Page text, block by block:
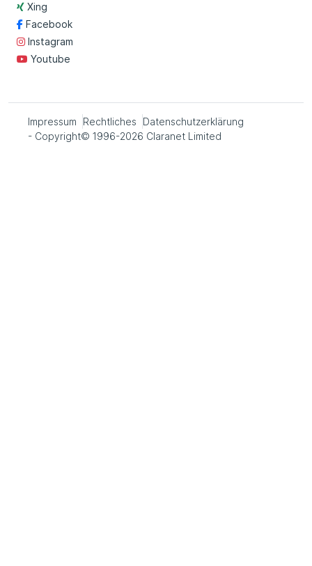
Xing
Facebook
Instagram
Youtube
Impressum Rechtliches
Datenschutzerklärung
- Copyright© 1996-2026 Claranet Limited